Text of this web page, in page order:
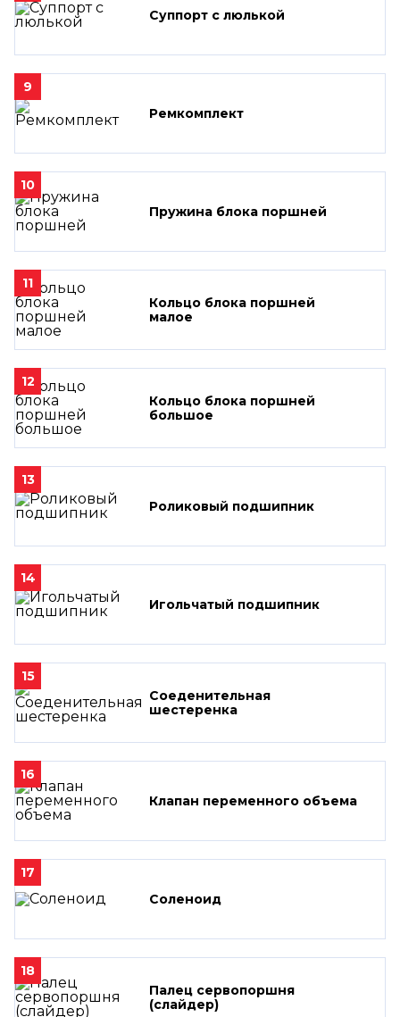
Суппорт с люлькой
9
Ремкомплект
10
Пружина блока поршней
11
Кольцо блока поршней
малое
12
Кольцо блока поршней
большое
13
Роликовый подшипник
14
Игольчатый подшипник
15
Соеденительная
шестеренка
16
Клапан переменного объема
17
Соленоид
18
Палец сервопоршня
(слайдер)